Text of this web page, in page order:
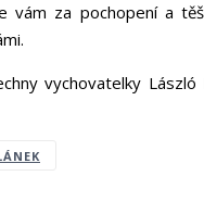
za pochopení a
vychovatelky László